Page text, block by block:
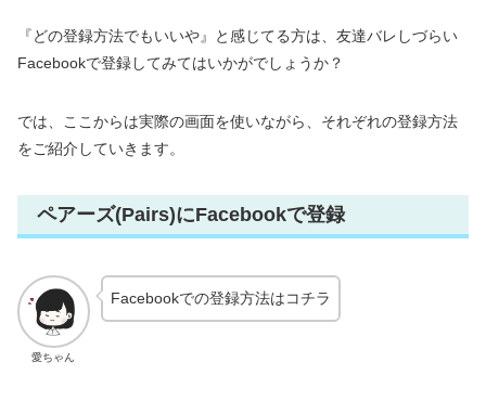
『どの登録方法でもいいや』と感じてる方は、友達バレしづらい
Facebookで登録してみてはいかがでしょうか？
では、ここからは実際の画面を使いながら、それぞれの登録方法
をご紹介していきます。
ペアーズ(Pairs)にFacebookで登録
愛ちゃん
Facebookでの登録方法はコチラ